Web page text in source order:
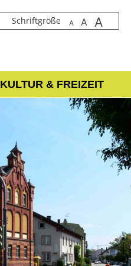
Schriftgröße A A A
KULTUR & FREIZEIT